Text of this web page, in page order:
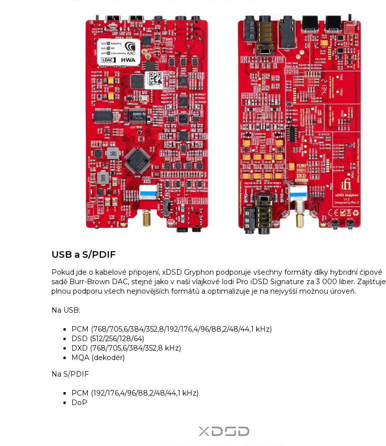
USB a S/PDIF
Pokud jde o kabelové připojení, xDSD Gryphon podporuje všechny formáty díky hybridní čipové
sadě Burr-Brown DAC, stejné jako v naší vlajkové lodi Pro iDSD Signature za 3 000 liber. Zajišťuje
plnou podporu všech nejnovějších formátů a optimalizuje je na nejvyšší možnou úroveň.
Na USB:
PCM (768/705,6/384/352,8/192/176,4/96/88,2/48/44,1 kHz)
DSD (512/256/128/64)
DXD (768/705,6/384/352,8 kHz)
MQA (dekodér)
Na S/PDIF
PCM (192/176,4/96/88,2/48/44,1 kHz)
DoP